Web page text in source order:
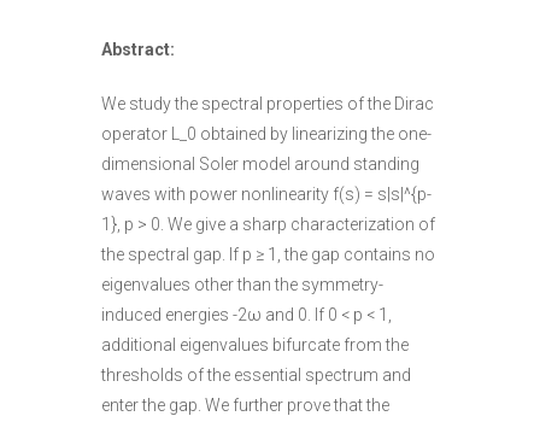
Abstract:
We study the spectral properties of the Dirac
operator L_0 obtained by linearizing the one-
dimensional Soler model around standing
waves with power nonlinearity f(s) = s|s|^{p-
1}, p > 0. We give a sharp characterization of
the spectral gap. If p ≥ 1, the gap contains no
eigenvalues other than the symmetry-
induced energies -2ω and 0. If 0 < p < 1,
additional eigenvalues bifurcate from the
thresholds of the essential spectrum and
enter the gap. We further prove that the